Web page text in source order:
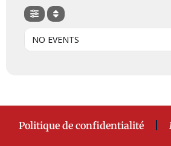
NO EVENTS
Politique de confidentialité